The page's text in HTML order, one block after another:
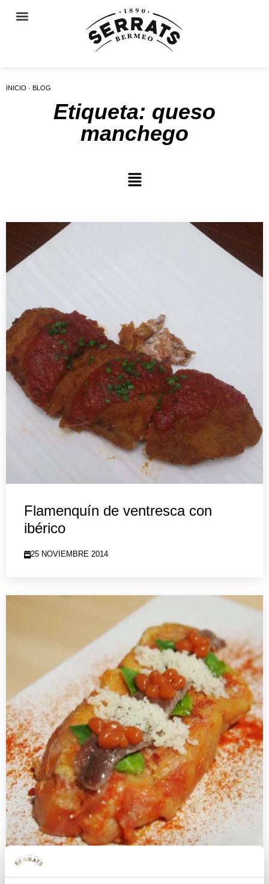
INICIO · BLOG
Etiqueta: queso
manchego
Flamenquín de ventresca con
ibérico
25 NOVIEMBRE 2014